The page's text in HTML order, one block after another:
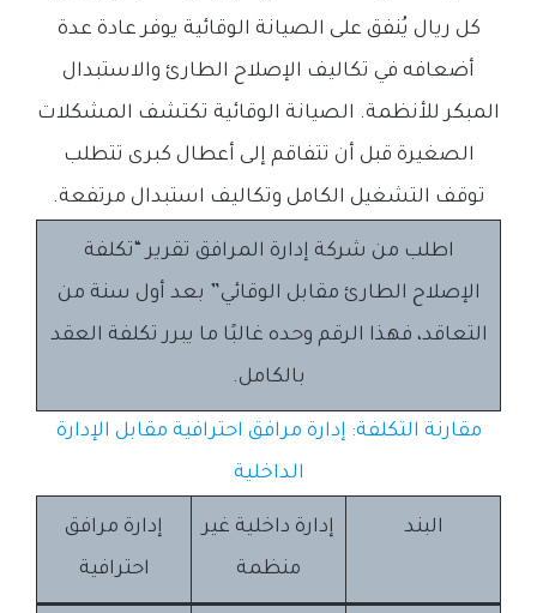
كل ريال يُنفق على الصيانة الوقائية يوفر عادة عدة
أضعافه في تكاليف الإصلاح الطارئ والاستبدال
المبكر للأنظمة. الصيانة الوقائية تكتشف المشكلات
الصغيرة قبل أن تتفاقم إلى أعطال كبرى تتطلب
توقف التشغيل الكامل وتكاليف استبدال مرتفعة.
اطلب من شركة إدارة المرافق تقرير “تكلفة
الإصلاح الطارئ مقابل الوقائي” بعد أول سنة من
التعاقد، فهذا الرقم وحده غالبًا ما يبرر تكلفة العقد
بالكامل.
مقارنة التكلفة: إدارة مرافق احترافية مقابل الإدارة
الداخلية
البند
إدارة داخلية غير
منظمة
إدارة مرافق
احترافية